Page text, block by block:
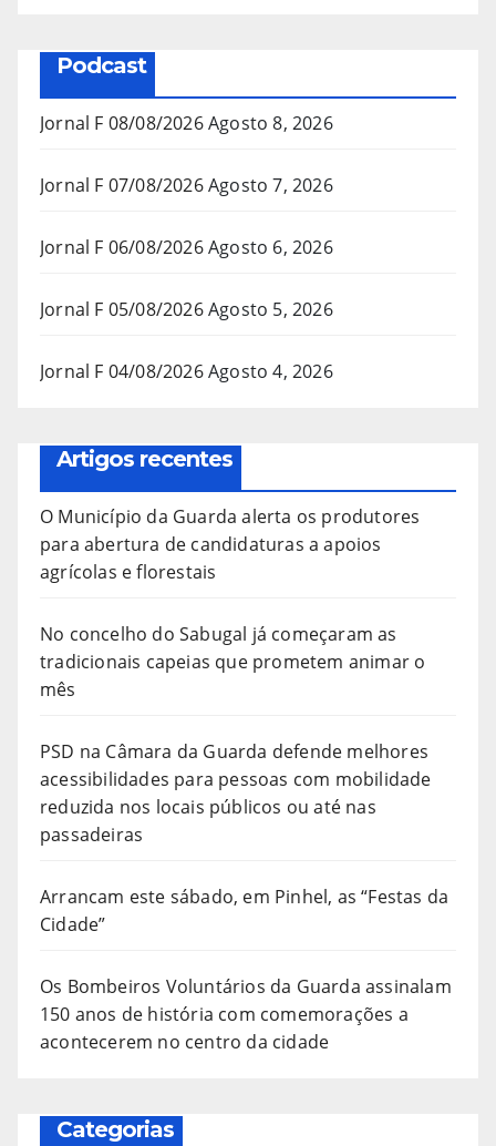
Podcast
Jornal F 08/08/2026Agosto 8, 2026
Jornal F 07/08/2026Agosto 7, 2026
Jornal F 06/08/2026Agosto 6, 2026
Jornal F 05/08/2026Agosto 5, 2026
Jornal F 04/08/2026Agosto 4, 2026
Artigos recentes
O Município da Guarda alerta os produtores
para abertura de candidaturas a apoios
agrícolas e florestais
No concelho do Sabugal já começaram as
tradicionais capeias que prometem animar o
mês
PSD na Câmara da Guarda defende melhores
acessibilidades para pessoas com mobilidade
reduzida nos locais públicos ou até nas
passadeiras
Arrancam este sábado, em Pinhel, as “Festas da
Cidade”
Os Bombeiros Voluntários da Guarda assinalam
150 anos de história com comemorações a
acontecerem no centro da cidade
Categorias